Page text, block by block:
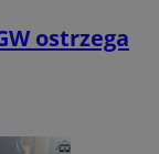
ostrzega